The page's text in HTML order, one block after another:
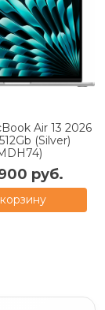
Air 13 2026
(Silver)
900 руб.